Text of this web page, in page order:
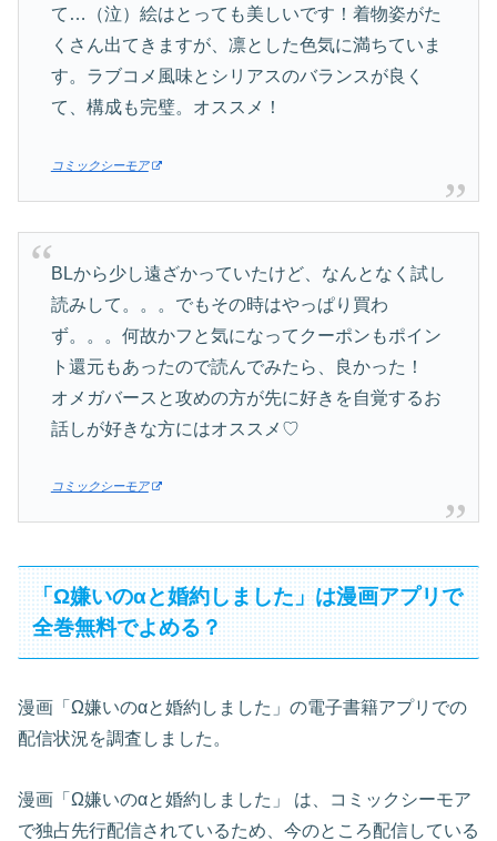
て…（泣）絵はとっても美しいです！着物姿がた
くさん出てきますが、凛とした色気に満ちていま
す。ラブコメ風味とシリアスのバランスが良く
て、構成も完璧。オススメ！
コミックシーモア
BLから少し遠ざかっていたけど、なんとなく試し
読みして。。。でもその時はやっぱり買わ
ず。。。何故かフと気になってクーポンもポイン
ト還元もあったので読んでみたら、良かった！
オメガバースと攻めの方が先に好きを自覚するお
話しが好きな方にはオススメ♡
コミックシーモア
「Ω嫌いのαと婚約しました」は漫画アプリで
全巻無料でよめる？
漫画「Ω嫌いのαと婚約しました」の電子書籍アプリでの
配信状況を調査しました。
漫画「Ω嫌いのαと婚約しました」 は、コミックシーモア
で独占先行配信されているため、今のところ配信している